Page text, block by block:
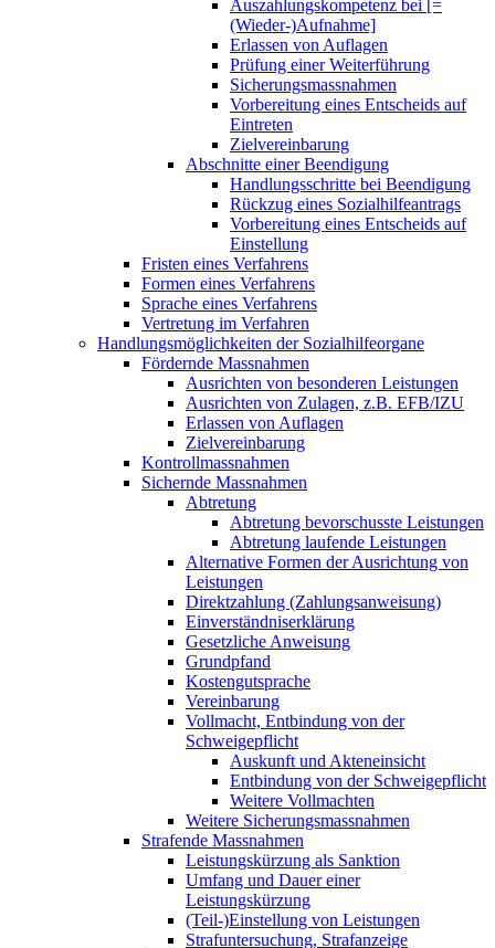
Auszahlungskompetenz bei [=
(Wieder-)Aufnahme]
Erlassen von Auflagen
Prüfung einer Weiterführung
Sicherungsmassnahmen
Vorbereitung eines Entscheids auf
Eintreten
Zielvereinbarung
Abschnitte einer Beendigung
Handlungsschritte bei Beendigung
Rückzug eines Sozialhilfeantrags
Vorbereitung eines Entscheids auf
Einstellung
Fristen eines Verfahrens
Formen eines Verfahrens
Sprache eines Verfahrens
Vertretung im Verfahren
Handlungsmöglichkeiten der Sozialhilfeorgane
Fördernde Massnahmen
Ausrichten von besonderen Leistungen
Ausrichten von Zulagen, z.B. EFB/IZU
Erlassen von Auflagen
Zielvereinbarung
Kontrollmassnahmen
Sichernde Massnahmen
Abtretung
Abtretung bevorschusste Leistungen
Abtretung laufende Leistungen
Alternative Formen der Ausrichtung von
Leistungen
Direktzahlung (Zahlungsanweisung)
Einverständniserklärung
Gesetzliche Anweisung
Grundpfand
Kostengutsprache
Vereinbarung
Vollmacht, Entbindung von der
Schweigepflicht
Auskunft und Akteneinsicht
Entbindung von der Schweigepflicht
Weitere Vollmachten
Weitere Sicherungsmassnahmen
Strafende Massnahmen
Leistungskürzung als Sanktion
Umfang und Dauer einer
Leistungskürzung
(Teil-)Einstellung von Leistungen
Strafuntersuchung, Strafanzeige